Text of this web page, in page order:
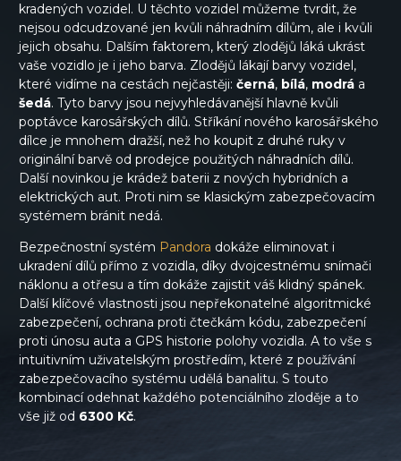
kradených vozidel. U těchto vozidel můžeme tvrdit, že
nejsou odcudzované jen kvůli náhradním dílům, ale i kvůli
jejich obsahu. Dalším faktorem, který zlodějů láká ukrást
vaše vozidlo je i jeho barva. Zlodějů lákají barvy vozidel,
které vidíme na cestách nejčastěji: černá, bílá, modrá a
šedá. Tyto barvy jsou nejvyhledávanější hlavně kvůli
poptávce karosářských dílů. Stříkání nového karosářského
dílce je mnohem dražší, než ho koupit z druhé ruky v
originální barvě od prodejce použitých náhradních dílů.
Další novinkou je krádež baterii z nových hybridních a
elektrických aut. Proti nim se klasickým zabezpečovacím
systémem bránit nedá.
Bezpečnostní systém Pandora dokáže eliminovat i
ukradení dílů přímo z vozidla, díky dvojcestnému snímači
náklonu a otřesu a tím dokáže zajistit váš klidný spánek.
Další klíčové vlastnosti jsou nepřekonatelné algoritmické
zabezpečení, ochrana proti čtečkám kódu, zabezpečení
proti únosu auta a GPS historie polohy vozidla. A to vše s
intuitivním uživatelským prostředím, které z používání
zabezpečovacího systému udělá banalitu. S touto
kombinací odehnat každého potenciálního zloděje a to
vše již od 6300 Kč.